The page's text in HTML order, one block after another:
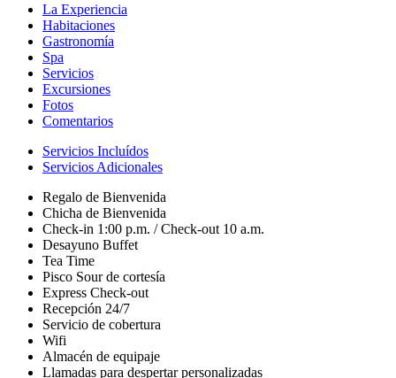
La Experiencia
Habitaciones
Gastronomía
Spa
Servicios
Excursiones
Fotos
Comentarios
Servicios Incluídos
Servicios Adicionales
Regalo de Bienvenida
Chicha de Bienvenida
Check-in 1:00 p.m. / Check-out 10 a.m.
Desayuno Buffet
Tea Time
Pisco Sour de cortesía
Express Check-out
Recepción 24/7
Servicio de cobertura
Wifi
Almacén de equipaje
Llamadas para despertar personalizadas